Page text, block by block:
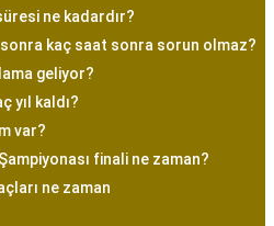
ne kadardır?
kaç saat sonra sorun olmaz?
geliyor?
yıl kaldı?
var?
finali ne zaman?
ne zaman